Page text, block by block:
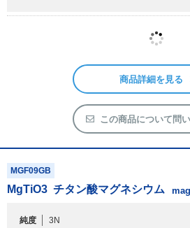
商品詳細を見る
この商品について問
MgTiO3 チタン酸マグネシウム
純度
3N
形状
【lumps】